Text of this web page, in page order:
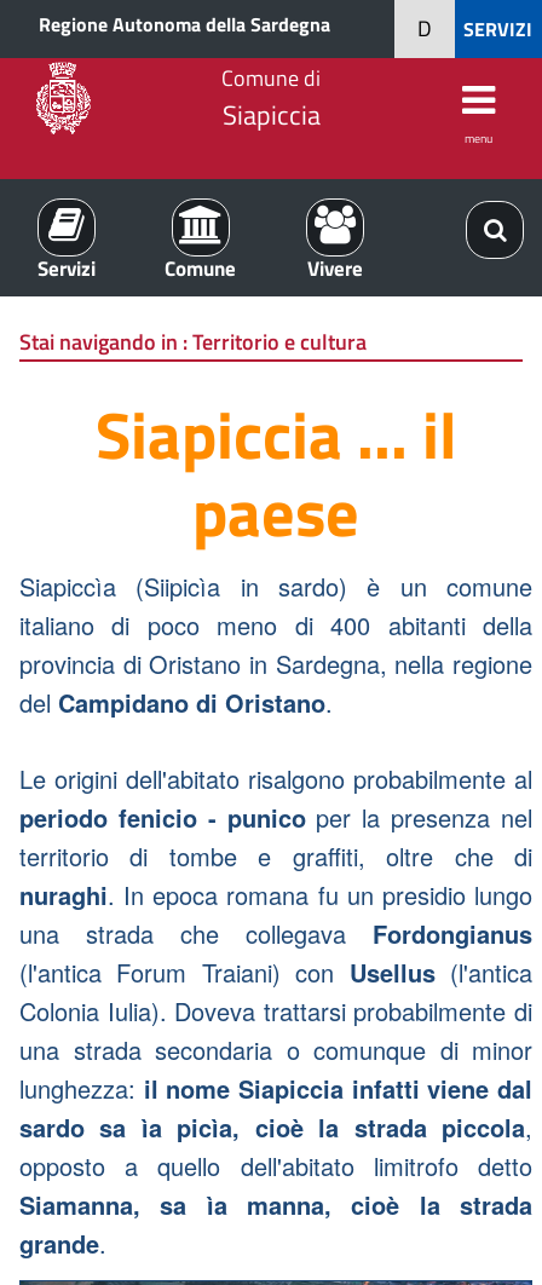
Regione Autonoma della Sardegna SERVIZI
D
Comune di
Siapiccia
menu
Servizi Comune Vivere
Stai navigando in :Territorio e cultura
Siapiccia ... il
paese
Siapiccìa (Siipicìa in sardo) è un comune
italiano di poco meno di 400 abitanti della
provincia di Oristano in Sardegna, nella regione
del Campidano di Oristano.
Le origini dell'abitato risalgono probabilmente al
periodo fenicio - punicoper la presenza nel
territorio di tombe e graffiti, oltre che di
nuraghi. In epoca romana fu un presidio lungo
una strada che collegava Fordongianus
(l'antica Forum Traiani) con Usellus(l'antica
Colonia Iulia). Doveva trattarsi probabilmente di
una strada secondaria o comunque di minor
lunghezza: il nome Siapiccia infatti viene dal
sardo sa ìa picìa, cioè la strada piccola,
opposto a quello dell'abitato limitrofo detto
Siamanna, sa ìa manna, cioè la strada
grande.